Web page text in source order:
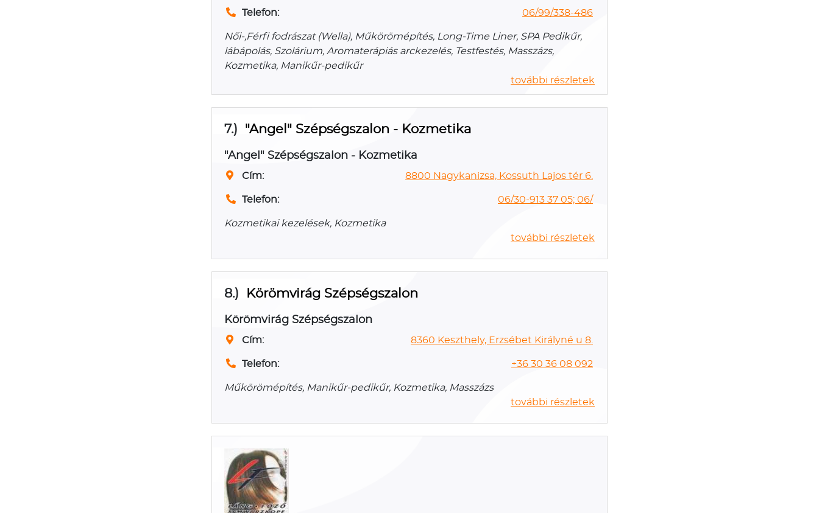
Telefon: 06/99/338-486
Női-,Férfi fodrászat (Wella), Műkörömépítés, Long-Time Liner, SPA Pedikűr,
lábápolás, Szolárium, Aromaterápiás arckezelés, Testfestés, Masszázs,
Kozmetika, Manikűr-pedikűr
további részletek
7.) "Angel" Szépségszalon - Kozmetika
"Angel" Szépségszalon - Kozmetika
Cím: 8800 Nagykanizsa, Kossuth Lajos tér 6.
Telefon: 06/30-913 37 05; 06/
Kozmetikai kezelések, Kozmetika
további részletek
8.) Körömvirág Szépségszalon
Körömvirág Szépségszalon
Cím: 8360 Keszthely, Erzsébet Királyné u 8.
Telefon: +36 30 36 08 092
Műkörömépítés, Manikűr-pedikűr, Kozmetika, Masszázs
további részletek